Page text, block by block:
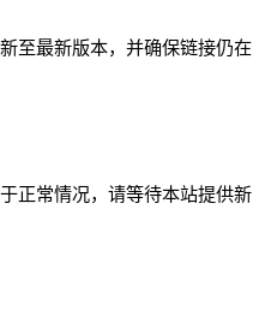
至最新版本，并确保链接仍在
正常情况，请等待本站提供新